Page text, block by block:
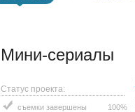
Мини-сериалы
Статус проекта:
съемки завершены 100%